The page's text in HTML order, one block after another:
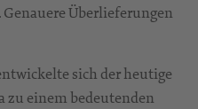
Überlieferungen
sich der heutige
zu einem bedeutenden